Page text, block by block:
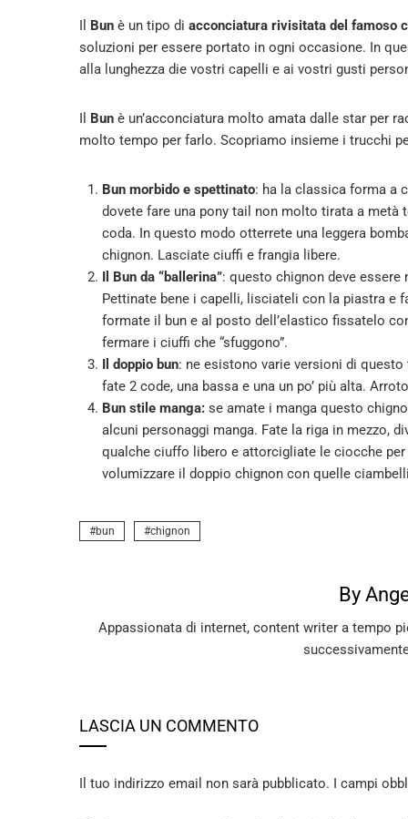
Il Bun è un tipo di acconciatura rivisitata del famoso
soluzioni per essere portato in ogni occasione. In
alla lunghezza die vostri capelli e ai vostri gusti
Il Bun è un’acconciatura molto amata dalle star per
molto tempo per farlo. Scopriamo insieme i trucchi
Bun morbido e spettinato: ha la classica forma a
dovete fare una pony tail non molto tirata a metà
coda. In questo modo otterrete una leggera
chignon. Lasciate ciuffi e frangia libere.
Il Bun da “ballerina”: questo chignon deve
Pettinate bene i capelli, lisciateli con la piastra e
formate il bun e al posto dell’elastico fissatelo
fermare i ciuffi che “sfuggono”.
Il doppio bun: ne esistono varie versioni di
fate 2 code, una bassa e una un po’ più alta.
Bun stile manga: se amate i manga questo
alcuni personaggi manga. Fate la riga in mezzo,
qualche ciuffo libero e attorcigliate le ciocche
volumizzare il doppio chignon con quelle
bun chignon
By
Appassionata di internet, content writer a tempo
LASCIA UN COMMENTO
Il tuo indirizzo email non sarà pubblicato. I campi